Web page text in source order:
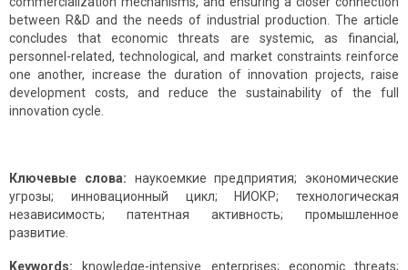
between R&D and the needs of industrial production. The article
concludes that economic threats are systemic, as financial,
personnel-related, technological, and market constraints reinforce
one another, increase the duration of innovation projects, raise
development costs, and reduce the sustainability of the full
innovation cycle.
Ключевые слова: наукоемкие предприятия; экономические
угрозы; инновационный цикл; НИОКР; технологическая
независимость; патентная активность; промышленное
развитие.
Keywords: knowledge-intensive enterprises; economic threats;